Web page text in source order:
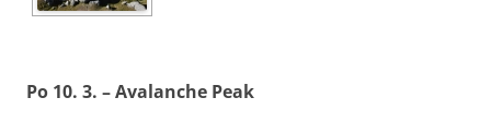
Po 10. 3. – Avalanche Peak